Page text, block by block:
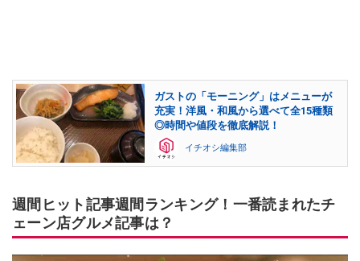
ガストの「モーニング」はメニューが
充実！洋風・和風から選べて全15種類
◎時間や値段を徹底解説！
イチオシ編集部
週間ヒット記事週間ランキング！一番読まれたチ
ェーン店グルメ記事は？